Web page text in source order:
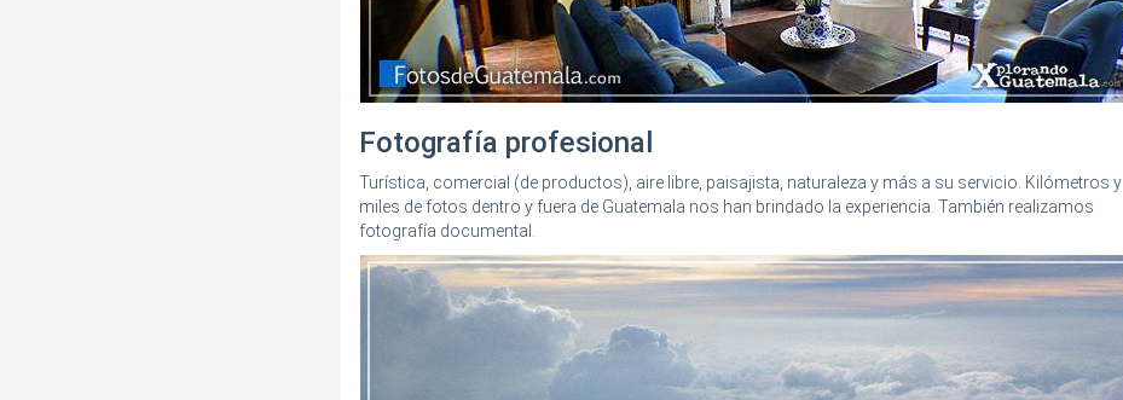
Fotografía profesional
Turística, comercial (de productos), aire libre, paisajista, naturaleza y más a su servicio. Kilómetros y
miles de fotos dentro y fuera de Guatemala nos han brindado la experiencia. También realizamos
fotografía documental.